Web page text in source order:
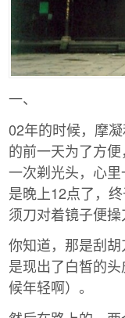
一、
02年的时候，摩
的前一天为了方
一次剃光头，心
是晚上12点了，
须刀对着镜子便操
你知道，那是刮
是现出了白皙的
候年轻啊）。